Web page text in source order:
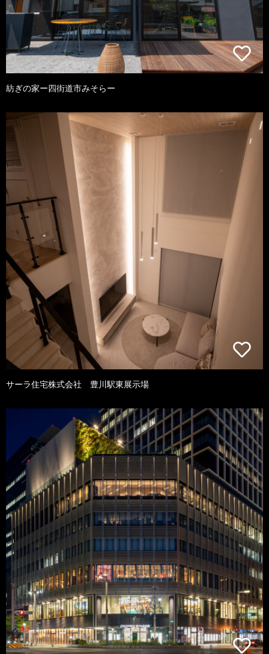
紡ぎの家ー四街道市みそらー
サーラ住宅株式会社 豊川駅東展示場